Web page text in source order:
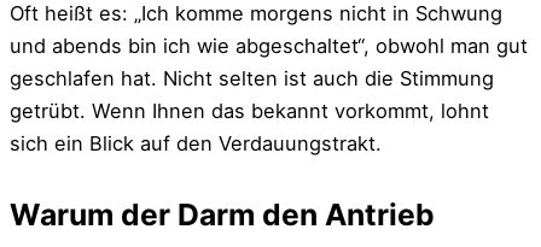
Oft heißt es: „Ich komme morgens nicht in Schwung
und abends bin ich wie abgeschaltet“, obwohl man gut
geschlafen hat. Nicht selten ist auch die Stimmung
getrübt. Wenn Ihnen das bekannt vorkommt, lohnt
sich ein Blick auf den Verdauungstrakt.
Warum der Darm den Antrieb